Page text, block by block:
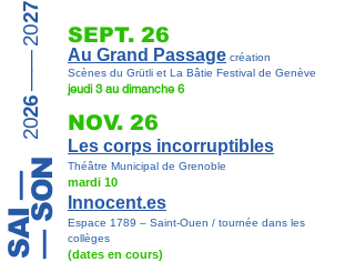
20
26
—— 20
27
SAI —— SON
SEPT. 26
Au Grand Passage création
Scènes du Grütli et La Bâtie Festival de Genève
jeudi 3 au dimanche 6
NOV. 26
Les corps incorruptibles
Théâtre Municipal de Grenoble
mardi 10
Innocent.es
Espace 1789 – Saint-Ouen / tournée dans les
collèges
(dates en cours)